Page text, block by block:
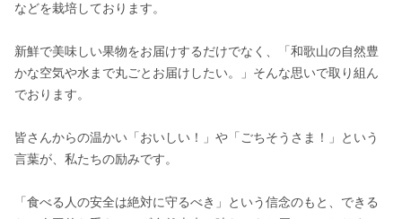
などを栽培しております。
新鮮で美味しい果物をお届けするだけでなく、「和歌山の自然豊
かな空気や水まで丸ごとお届けしたい。」そんな思いで取り組ん
でおります。
皆さんからの温かい「おいしい！」や「ごちそうさま！」という
言葉が、私たちの励みです。
「食べる人の安全は絶対に守るべき」という信念のもと、できる